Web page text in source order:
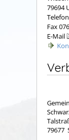
79694
Fax
E-Mail
79677